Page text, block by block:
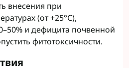
внесения при
(от +25°C),
и дефицита почвенной
фитотоксичности.